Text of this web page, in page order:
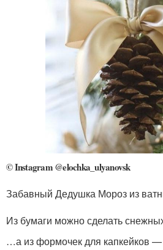
© Instagram @elochka_ulyanovsk
Забавный Дедушка Мороз из
Из бумаги можно сделать
…а из формочек для капкейков —